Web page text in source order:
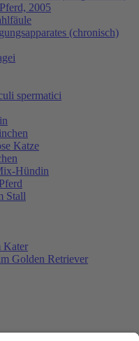
2005
(chronisch)
spermatici
Katze
Hündin
Stall
Kater
Golden Retriever